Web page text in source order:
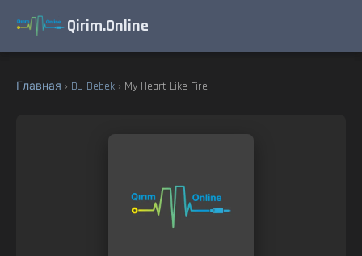
Qirim.Online
Главная › DJ Bebek › My Heart Like Fire